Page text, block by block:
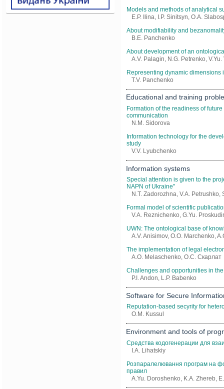
Models and methods of analytical
E.P. Ilina, I.P. Sinitsyn, O.А.
About modifiability and
B.E. Panchenko
About development of an
A.V. Palagin, N.G. Petrenko,
Representing dynamic dimensions
T.V. Panchenko
Educational and training
Formation of the readiness of
communication
N.M. Sidorova
Information technology for the
study
V.V. Lyubchenko
Information systems
Special attention is given to the
NAPN of Ukraine"
N.T. Zadorozhna, V.A. Petrushko,
Formal model of scientific
V.A. Reznichenko, G.Yu.
UWN: The ontological basе of
A.V. Anisіmov, O.O. Marchenko,
The implementation of legal
A.O. Melaschenko, О.С. Скарлат
Challenges and opportunities in
P.I. Andon, L.P. Babenko
Software for Secure
Reputation-based secyrity for
O.M. Kussul
Environment and tools of
Средства кодогенерации для
I.A. Lihatskiy
Розпаралелювання програм на
правил
A.Yu. Doroshenko, K.A. Zhereb,